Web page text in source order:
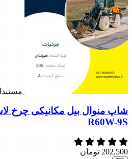
شاپ منوال بیل مکانیکی چرخ
R60W-9S
202,500 تومان